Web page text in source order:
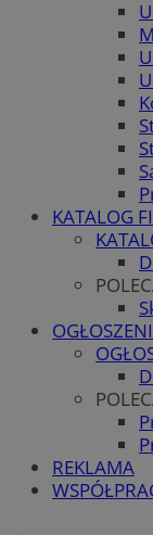
KATALOG
REKLAMA